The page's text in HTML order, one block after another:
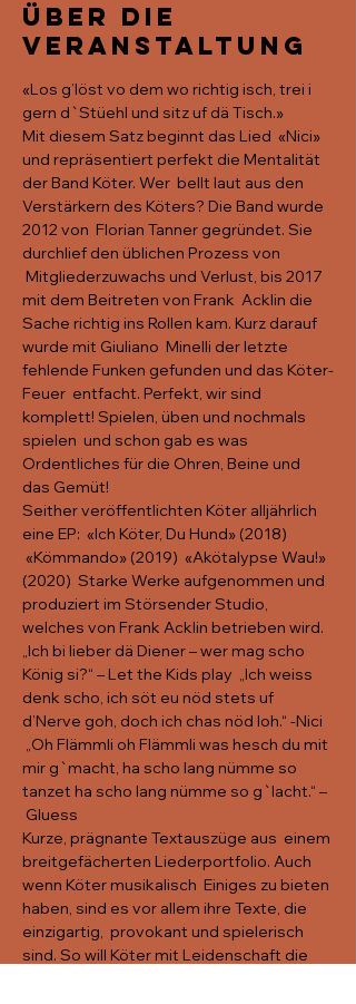
Über die
Veranstaltung
«Los g’löst vo dem wo richtig isch, trei i
gern d`Stüehl und sitz uf dä Tisch.»
Mit diesem Satz beginnt das Lied  «Nici»
und repräsentiert perfekt die Mentalität
der Band Köter. Wer  bellt laut aus den
Verstärkern des Köters? Die Band wurde
2012 von  Florian Tanner gegründet. Sie
durchlief den üblichen Prozess von
Mitgliederzuwachs und Verlust, bis 2017
mit dem Beitreten von Frank  Acklin die
Sache richtig ins Rollen kam. Kurz darauf
wurde mit Giuliano  Minelli der letzte
fehlende Funken gefunden und das Köter-
Feuer  entfacht. Perfekt, wir sind
komplett! Spielen, üben und nochmals
spielen  und schon gab es was
Ordentliches für die Ohren, Beine und
das Gemüt!
Seither veröffentlichten Köter alljährlich
eine EP:  «Ich Köter, Du Hund» (2018)
«Kömmando» (2019)  «Akötalypse Wau!»
(2020)  Starke Werke aufgenommen und
produziert im Störsender Studio,
welches von Frank Acklin betrieben wird.
„Ich bi lieber dä Diener – wer mag scho
König si?“ – Let the Kids play  „Ich weiss
denk scho, ich söt eu nöd stets uf
d’Nerve goh, doch ich chas nöd loh.“ -Nici
„Oh Flämmli oh Flämmli was hesch du mit
mir g`macht, ha scho lang nümme so
tanzet ha scho lang nümme so g`lacht.“ –
Gluess
Kurze, prägnante Textauszüge aus  einem
breitgefächerten Liederportfolio. Auch
wenn Köter musikalisch  Einiges zu bieten
haben, sind es vor allem ihre Texte, die
einzigartig,  provokant und spielerisch
sind. So will Köter mit Leidenschaft die